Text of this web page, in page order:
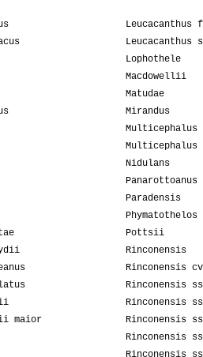
maior
Lophothele
Macdowellii
Matudae
Mirandus
Multicephalus
Nidulans
Panarottoanus
Paradensis
Phymatothelos
Pottsii
Rinconensis
Rinconensis
Rinconensis
Rinconensis
Rinconensis
Rinconensis
Rinconensis